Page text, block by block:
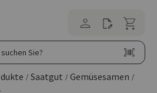
/ Saatgut / Gemüsesamen /